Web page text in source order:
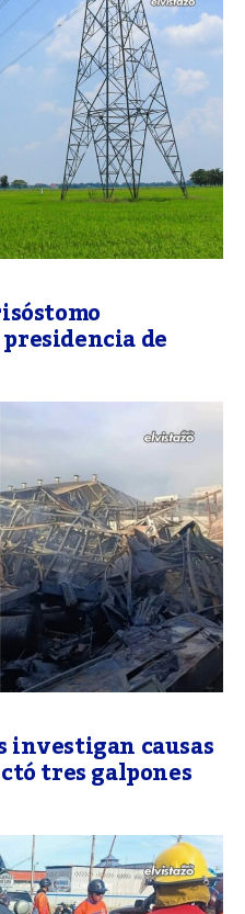
de
investigan causas
tres galpones